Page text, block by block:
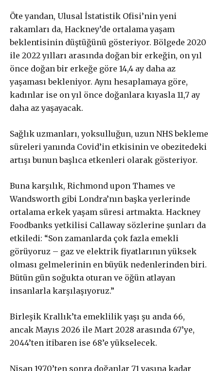
£50 / yıllık ABONE OL
£100 / yıllık
£
Öte yandan, Ulusal İstatistik Ofisi’nin yeni
rakamları da, Hackney’de ortalama yaşam
beklentisinin düştüğünü gösteriyor. Bölgede 2020
ile 2022 yılları arasında doğan bir erkeğin, on yıl
önce doğan bir erkeğe göre 14,4 ay daha az
yaşaması bekleniyor. Aynı hesaplamaya göre,
kadınlar ise on yıl önce doğanlara kıyasla 11,7 ay
daha az yaşayacak.
Sağlık uzmanları, yoksulluğun, uzun NHS bekleme
süreleri yanında Covid’in etkisinin ve obezitedeki
artışı bunun başlıca etkenleri olarak gösteriyor.
Buna karşılık, Richmond upon Thames ve
Wandsworth gibi Londra’nın başka yerlerinde
ortalama erkek yaşam süresi artmakta. Hackney
Foodbanks yetkilisi Callaway sözlerine şunları da
etkiledi: “Son zamanlarda çok fazla emekli
görüyoruz – gaz ve elektrik fiyatlarının yüksek
olması gelmelerinin en büyük nedenlerinden biri.
Bütün gün soğukta oturan ve öğün atlayan
insanlarla karşılaşıyoruz.”
Birleşik Krallık’ta emeklilik yaşı şu anda 66,
ancak Mayıs 2026 ile Mart 2028 arasında 67’ye,
2044’ten itibaren ise 68’e yükselecek.
Nisan 1970’ten sonra doğanlar 71 yaşına kadar